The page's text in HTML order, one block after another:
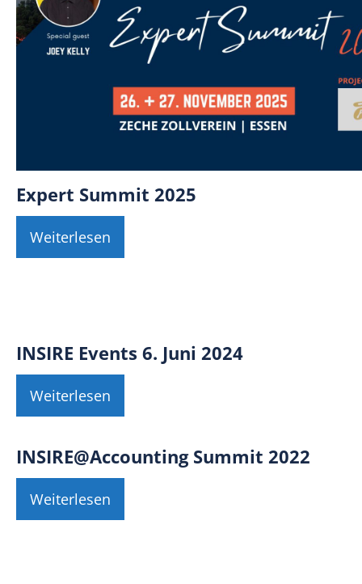
Expert Summit 2025
Weiterlesen
INSIRE Events 6. Juni 2024
Weiterlesen
INSIRE@Accounting Summit 2022
Weiterlesen